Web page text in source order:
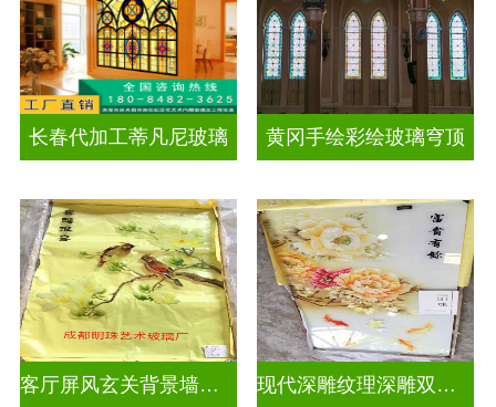
长春代加工蒂凡尼玻璃 黄冈手绘彩绘玻璃穹顶
客厅屏风玄关背景墙深雕浮雕玻璃 现代深雕纹理深雕双面效果